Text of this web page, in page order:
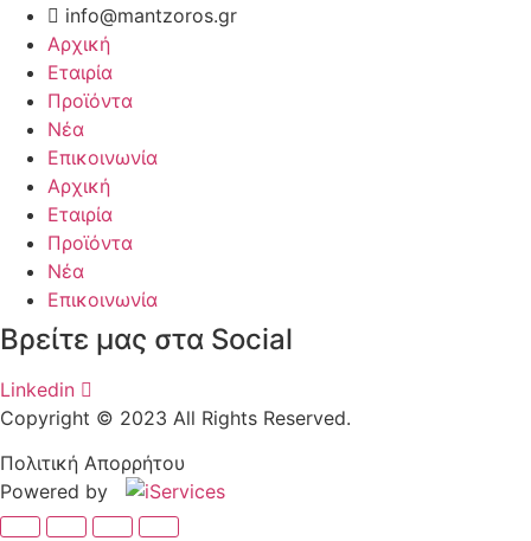
info@mantzoros.gr
Αρχική
Εταιρία
Προϊόντα
Νέα
Επικοινωνία
Αρχική
Εταιρία
Προϊόντα
Νέα
Επικοινωνία
Βρείτε μας στα Social
Linkedin
Copyright © 2023 All Rights Reserved.
Πολιτική Απορρήτου
Powered by